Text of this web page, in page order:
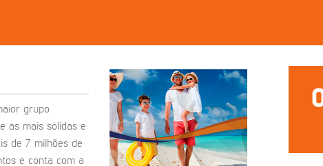
grupo
as mais sólidas e
de 7 milhões de
e conta com a